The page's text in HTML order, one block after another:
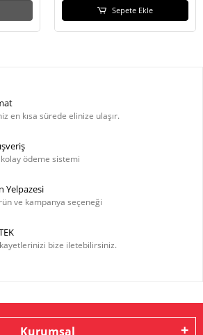
Sepete Ekle
en kısa sürede elinize ulaşır.
ödeme sistemi
Yelpazesi
ve kampanya seçeneği
bize iletebilirsiniz.
Kurumsal